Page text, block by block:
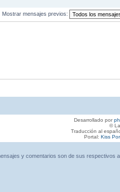
Mostrar mensajes previos:
Desarrollado por
©
Traducción al
Portal: Kiss
y comentarios son de sus respectivos